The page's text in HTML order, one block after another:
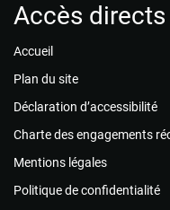
Accès directs
Accueil
Plan du site
Déclaration d’accessibilité
Charte des engagements
Mentions légales
Politique de confidentialité